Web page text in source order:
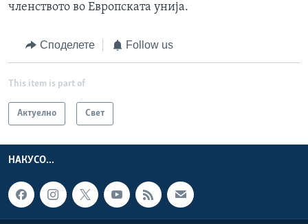
членството во Европската унија.
Споделете Follow us
This item is part of
Актуелно Свет
НАКУСО...